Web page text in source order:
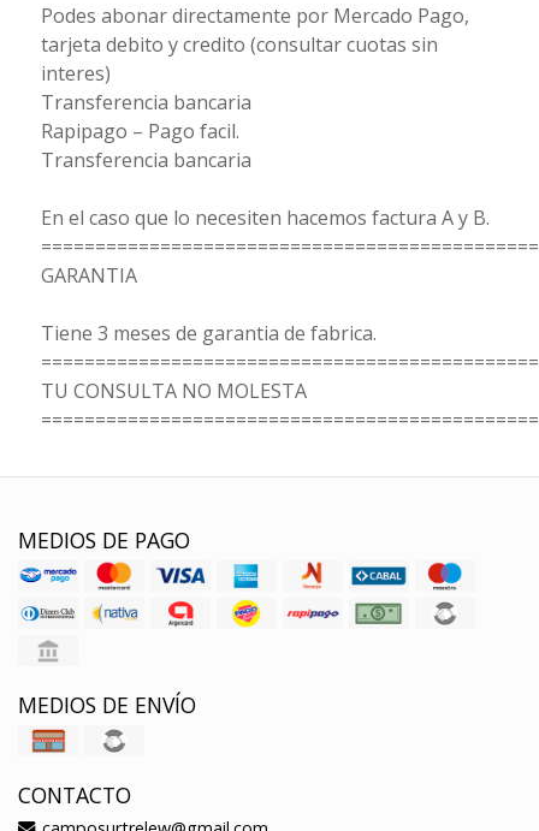
Podes abonar directamente por Mercado Pago,
tarjeta debito y credito (consultar cuotas sin
interes)
Transferencia bancaria
Rapipago – Pago facil.
Transferencia bancaria
En el caso que lo necesiten hacemos factura A y B.
GARANTIA
Tiene 3 meses de garantia de fabrica.
TU CONSULTA NO MOLESTA
MEDIOS DE PAGO
MEDIOS DE ENVÍO
CONTACTO